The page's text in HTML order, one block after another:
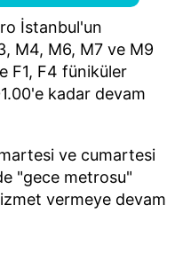
İstanbul'un
M4, M6, M7 ve M9
F1, F4 füniküler
kadar devam
ve cumartesi
"gece metrosu"
vermeye devam